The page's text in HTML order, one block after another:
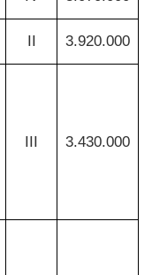
3.920.000
3.430.000